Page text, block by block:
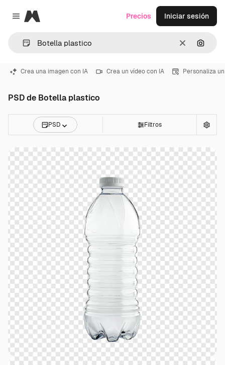
Close menu
Magnific
Borrar
Precios Iniciar sesión
Crea una imagen con IA Crea un vídeo con IA Personaliza
PSD de Botella plastico
PSD Filtros